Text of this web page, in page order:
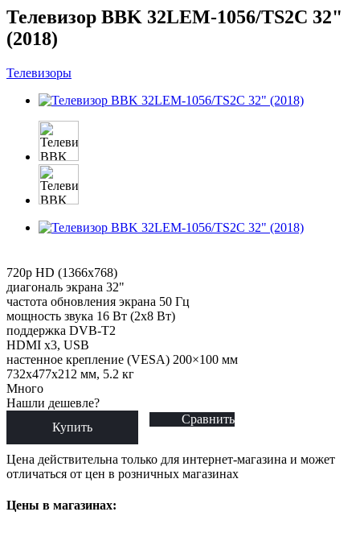
Телевизор BBK 32LEM-1056/TS2C 32"
(2018)
Телевизоры
720p HD (1366x768)
диагональ экрана 32"
частота обновления экрана 50 Гц
мощность звука 16 Вт (2х8 Вт)
поддержка DVB-T2
HDMI x3, USB
настенное крепление (VESA) 200×100 мм
732x477x212 мм, 5.2 кг
Много
Нашли дешевле?
Купить
Сравнить
Цена действительна только для интернет-магазина и может
отличаться от цен в розничных магазинах
Цены в магазинах: